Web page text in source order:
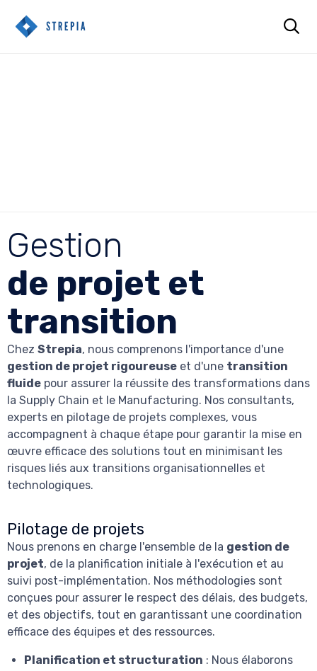

Gestion
de projet et
transition
Chez Strepia, nous comprenons l'importance d'une
gestion de projet rigoureuse et d'une transition
fluide pour assurer la réussite des transformations dans
la Supply Chain et le Manufacturing. Nos consultants,
experts en pilotage de projets complexes, vous
accompagnent à chaque étape pour garantir la mise en
œuvre efficace des solutions tout en minimisant les
risques liés aux transitions organisationnelles et
technologiques.
Pilotage de projets
Nous prenons en charge l'ensemble de la gestion de
projet, de la planification initiale à l'exécution et au
suivi post-implémentation. Nos méthodologies sont
conçues pour assurer le respect des délais, des budgets,
et des objectifs, tout en garantissant une coordination
efficace des équipes et des ressources.
Planification et structuration : Nous élaborons